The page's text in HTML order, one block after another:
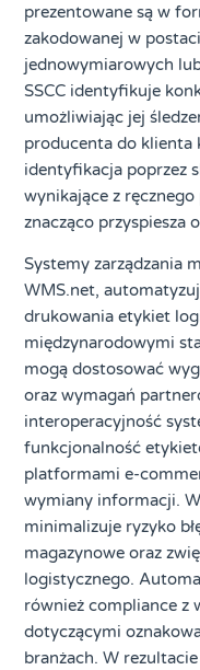
prezentowane są w
zakodowanej w
jednowymiarowych
SSCC identyfikuje
umożliwiając jej
producenta do klienta
identyfikacja poprzez
wynikające z
znacząco przyspiesza
Systemy zarządzania
WMS.net,
drukowania etykiet
międzynarodowymi
mogą dostosować
oraz wymagań
interoperacyjność
funkcjonalność
platformami e-
wymiany informacji.
minimalizuje ryzyko
magazynowe oraz
logistycznego.
również compliance z
dotyczącymi
branżach. W